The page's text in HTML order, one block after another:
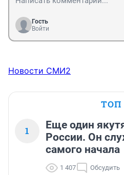
Гость
Войти
Новости СМИ2
ТОП
1
Еще один
России. Он
самого начала
1 407 Обсудить